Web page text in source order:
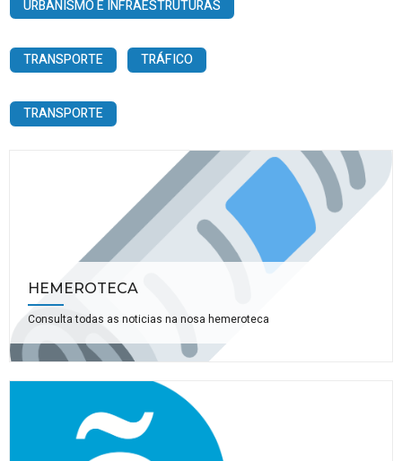
URBANISMO E INFRAESTRUTURAS
TRANSPORTE TRÁFICO
TRANSPORTE
HEMEROTECA
Consulta todas as noticias na nosa hemeroteca